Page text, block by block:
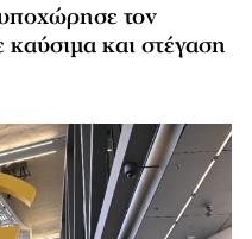
τον
καύσιμα και στέγαση